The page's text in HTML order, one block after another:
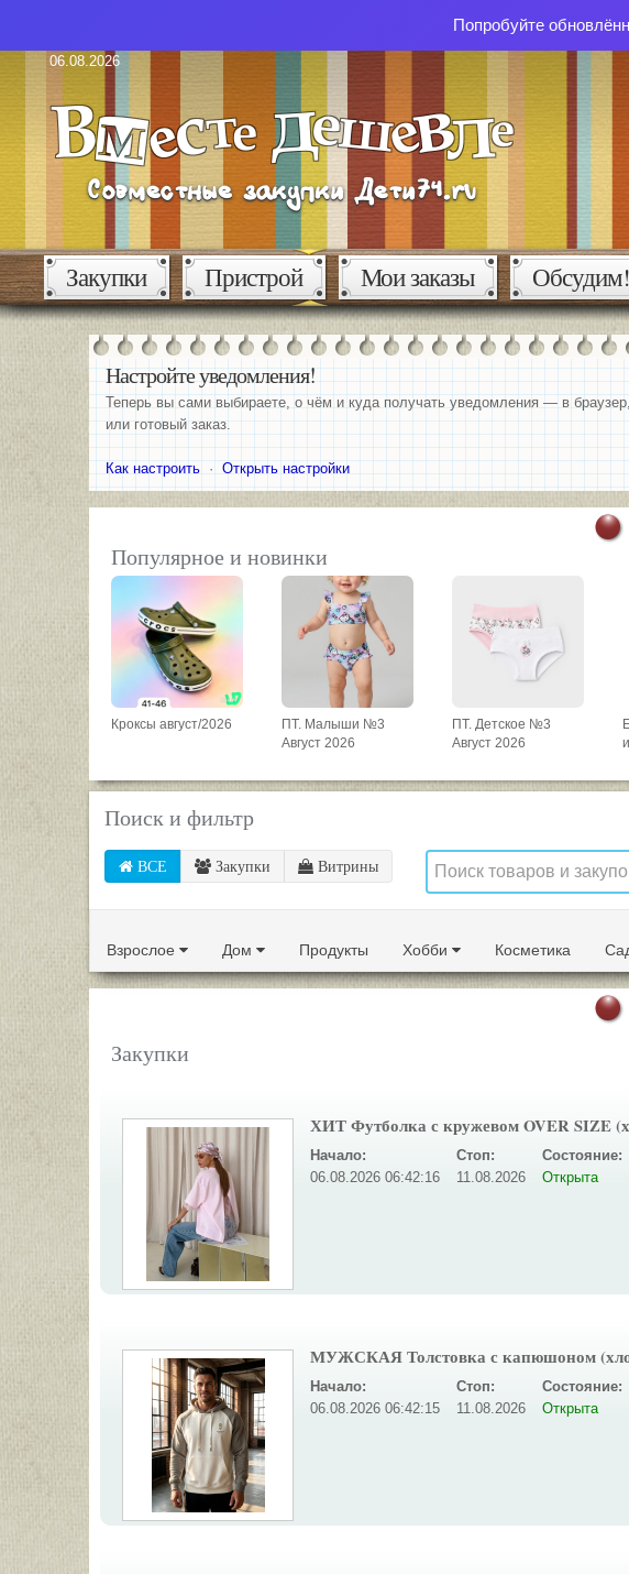
Попробуйте
06.08.2026
Закупки Пристрой Мои заказы Обсудим!
Настройте уведомления!
Теперь вы сами выбираете, о чём и куда получать уведомления — в
или готовый заказ.
Как настроить · Открыть настройки
Популярное и новинки
Кроксы август/2026
ПТ. Малыши №3
Август 2026
ПТ. Детское №3
Август 2026
Поиск и фильтр
ВСЕ Закупки Витрины
Взрослое Дом Продукты Хобби Косметика
Закупки
ХИТ Футболка с кружевом OVER SIZE
Начало:
06.08.2026 06:42:16
Стоп:
11.08.2026
Состояние:
Открыта
МУЖСКАЯ Толстовка с капюшоном
Начало:
06.08.2026 06:42:15
Стоп:
11.08.2026
Состояние:
Открыта